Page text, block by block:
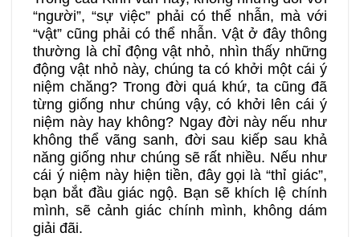
“người”, “sự việc” phải có thể nhẫn, mà với
“vật” cũng phải có thể nhẫn. Vật ở đây thông
thường là chỉ động vật nhỏ, nhìn thấy những
động vật nhỏ này, chúng ta có khởi một cái ý
niệm chăng? Trong đời quá khứ, ta cũng đã
từng giống như chúng vậy, có khởi lên cái ý
niệm này hay không? Ngay đời này nếu như
không thể vãng sanh, đời sau kiếp sau khả
năng giống như chúng sẽ rất nhiều. Nếu như
cái ý niệm này hiện tiền, đây gọi là “thỉ giác”,
bạn bắt đầu giác ngộ. Bạn sẽ khích lệ chính
mình, sẽ cảnh giác chính mình, không dám
giải đãi.